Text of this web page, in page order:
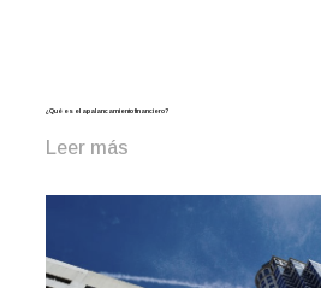
¿Qué es el apalancamiento financiero?
Leer más